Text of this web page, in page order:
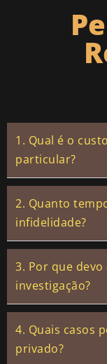
1. Qual é o
particular?
2. Quanto
infidelidade?
3. Por que
investigação?
4. Quais casos
privado?